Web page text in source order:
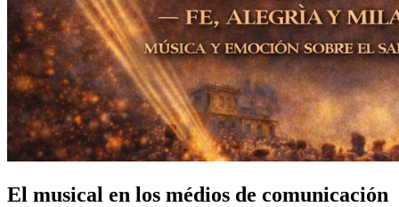
El musical en los médios de comunicación